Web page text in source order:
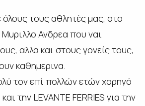
όλους τους αθλητές μας, στο
Ανδρεα που ναι
αλλα και στους γονείς τους,
καθημερινα.
τον επί πολλών ετών χορηγό
την LEVANTE FERRIES για την